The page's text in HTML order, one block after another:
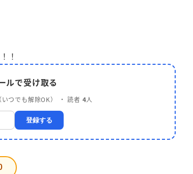
！
ルで受け取る
つでも解除OK） ・ 読者 4人
登録する